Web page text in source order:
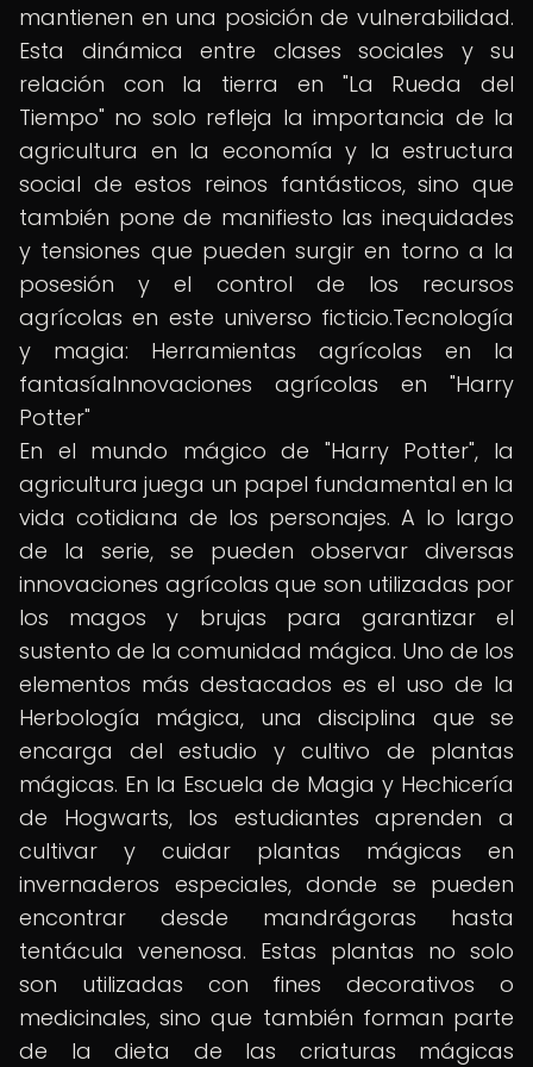
mantienen en una posición de vulnerabilidad.
Esta dinámica entre clases sociales y su
relación con la tierra en "La Rueda del
Tiempo" no solo refleja la importancia de la
agricultura en la economía y la estructura
social de estos reinos fantásticos, sino que
también pone de manifiesto las inequidades
y tensiones que pueden surgir en torno a la
posesión y el control de los recursos
agrícolas en este universo ficticio.Tecnología
y magia: Herramientas agrícolas en la
fantasíaInnovaciones agrícolas en "Harry
Potter"
En el mundo mágico de "Harry Potter", la
agricultura juega un papel fundamental en la
vida cotidiana de los personajes. A lo largo
de la serie, se pueden observar diversas
innovaciones agrícolas que son utilizadas por
los magos y brujas para garantizar el
sustento de la comunidad mágica. Uno de los
elementos más destacados es el uso de la
Herbología mágica, una disciplina que se
encarga del estudio y cultivo de plantas
mágicas. En la Escuela de Magia y Hechicería
de Hogwarts, los estudiantes aprenden a
cultivar y cuidar plantas mágicas en
invernaderos especiales, donde se pueden
encontrar desde mandrágoras hasta
tentácula venenosa. Estas plantas no solo
son utilizadas con fines decorativos o
medicinales, sino que también forman parte
de la dieta de las criaturas mágicas